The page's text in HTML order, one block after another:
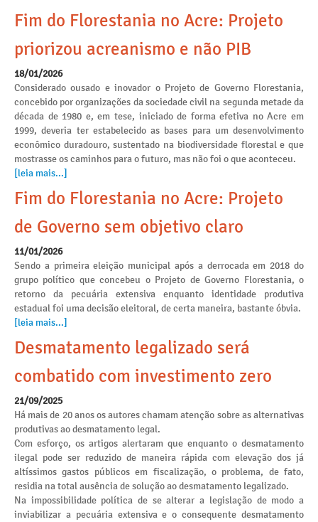
Fim do Florestania no Acre: Projeto
priorizou acreanismo e não PIB
18/01/2026
Considerado ousado e inovador o Projeto de Governo Florestania,
concebido por organizações da sociedade civil na segunda metade da
década de 1980 e, em tese, iniciado de forma efetiva no Acre em
1999, deveria ter estabelecido as bases para um desenvolvimento
econômico duradouro, sustentado na biodiversidade florestal e que
mostrasse os caminhos para o futuro, mas não foi o que aconteceu.
[leia mais...]
Fim do Florestania no Acre: Projeto
de Governo sem objetivo claro
11/01/2026
Sendo a primeira eleição municipal após a derrocada em 2018 do
grupo político que concebeu o Projeto de Governo Florestania, o
retorno da pecuária extensiva enquanto identidade produtiva
estadual foi uma decisão eleitoral, de certa maneira, bastante óbvia.
[leia mais...]
Desmatamento legalizado será
combatido com investimento zero
21/09/2025
Há mais de 20 anos os autores chamam atenção sobre as alternativas
produtivas ao desmatamento legal.
Com esforço, os artigos alertaram que enquanto o desmatamento
ilegal pode ser reduzido de maneira rápida com elevação dos já
altíssimos gastos públicos em fiscalização, o problema, de fato,
residia na total ausência de solução ao desmatamento legalizado.
Na impossibilidade política de se alterar a legislação de modo a
inviabilizar a pecuária extensiva e o consequente desmatamento